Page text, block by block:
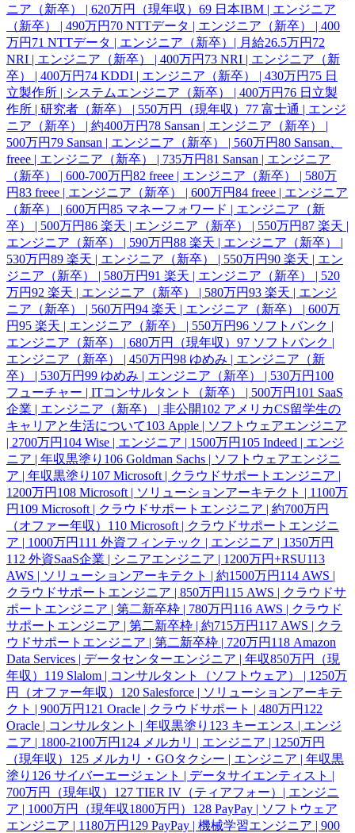
ニア（新卒） | 620万円（現年収） 69 日本IBM | エンジニア
（新卒） | 490万円 70 NTTデータ | エンジニア（新卒） | 400
万円 71 NTTデータ | エンジニア（新卒）| 月給26.5万円 72
NRI | エンジニア（新卒） | 400万円 73 NRI | エンジニア（新
卒） | 400万円 74 KDDI | エンジニア（新卒） | 430万円 75 日
立製作所 | システムエンジニア（新卒） | 400万円 76 日立製
作所 | 研究者（新卒） | 550万円（現年収） 77 富士通 | エンジ
ニア（新卒） | 約400万円 78 Sansan | エンジニア（新卒） |
500万円 79 Sansan | エンジニア（新卒） | 560万円80 Sansan、
freee | エンジニア（新卒） | 735万円81 Sansan | エンジニア
（新卒） | 600-700万円82 freee | エンジニア（新卒） | 580万
円83 freee | エンジニア（新卒） | 600万円84 freee | エンジニア
（新卒） | 600万円85 マネーフォワード | エンジニア（新
卒） | 500万円86 楽天 | エンジニア（新卒） | 550万円87 楽天 |
エンジニア（新卒） | 590万円88 楽天 | エンジニア（新卒） |
530万円89 楽天 | エンジニア（新卒） | 550万円90 楽天 | エン
ジニア（新卒） | 580万円91 楽天 | エンジニア（新卒） | 520
万円92 楽天 | エンジニア（新卒） | 580万円93 楽天 | エンジ
ニア（新卒） | 560万円94 楽天 | エンジニア（新卒） | 600万
円95 楽天 | エンジニア（新卒） | 550万円96 ソフトバンク |
エンジニア（新卒） | 680万円（現年収） 97 ソフトバンク |
エンジニア（新卒） | 450万円98 ゆめみ | エンジニア（新
卒） | 530万円99 ゆめみ | エンジニア（新卒） | 530万円 100
フューチャー | ITコンサルタント（新卒） | 500万円 101 SaaS
企業 | エンジニア（新卒） | 非公開102 アメリカCS留学生の
キャリアと生活について103 Apple | ソフトウェアエンジニア
| 2700万円 104 Wise | エンジニア | 1500万円 105 Indeed | エンジ
ニア | 年収黒塗り 106 Goldman Sachs | ソフトウェアエンジニ
ア | 年収黒塗り 107 Microsoft | クラウドサポートエンジニア |
1200万円 108 Microsoft | ソリューションアーキテクト | 1100万
円 109 Microsoft | クラウドサポートエンジニア | 約700万円
（オファー年収） 110 Microsoft | クラウドサポートエンジニ
ア | 1000万円 111 外資フィンテック | エンジニア | 1350万円
112 外資SaaS企業 | シニアエンジニア | 1200万円+RSU113
AWS | ソリューションアーキテクト | 約1500万円 114 AWS |
クラウドサポートエンジニア | 850万円 115 AWS | クラウドサ
ポートエンジニア | 第二新卒枠 | 780万円 116 AWS | クラウド
サポートエンジニア | 第二新卒枠 | 約715万円 117 AWS | クラ
ウドサポートエンジニア | 第二新卒枠 | 720万円 118 Amazon
Data Services | データセンターエンジニア | 年収850万円（現
年収） 119 Slalom | コンサルタント（ソフトウェア） | 1250万
円（オファー年収） 120 Salesforce | ソリューションアーキテ
クト | 900万円 121 Oracle | クラウドサポート | 480万円 122
Oracle | コンサルタント | 年収黒塗り 123 キーエンス | エンジ
ニア | 1800-2100万円 124 メルカリ | エンジニア | 1250万円
（現年収） 125 メルカリ・GOタクシー | エンジニア | 年収黒
塗り 126 サイバーエージェント | データサイエンティスト |
700万円（現年収） 127 TIER IV（ティアフォー）| エンジニ
ア | 1000万円（現年収1800万円） 128 PayPay | ソフトウェア
エンジニア | 1180万円 129 PayPay | 機械学習エンジニア | 900